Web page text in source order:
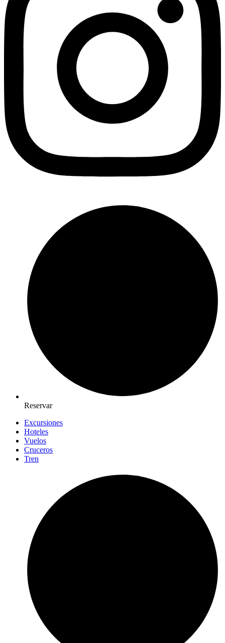
Reservar
Excursiones
Hoteles
Vuelos
Cruceros
Tren